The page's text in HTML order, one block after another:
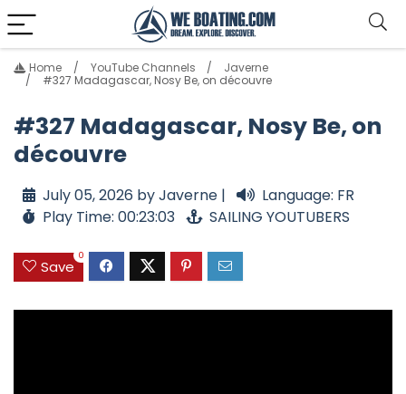
Home YouTube Channels
Javerne
#327 Madagascar, Nosy Be, on découvre
#327 Madagascar, Nosy Be, on
découvre
July 05, 2026 by Javerne |
Language: FR
Play Time: 00:23:03
SAILING YOUTUBERS
Save
0